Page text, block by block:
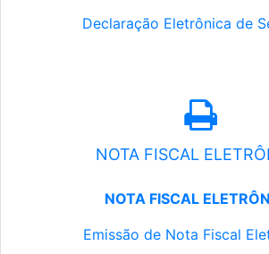
Declaração Eletrônica de
NOTA FISCAL
NOTA FISCAL
Emissão de Nota Fiscal